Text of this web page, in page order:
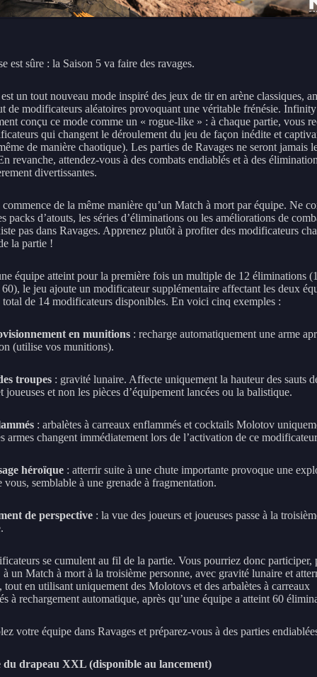
est sûre : la Saison 5 va faire des ravages.
un tout nouveau mode inspiré des jeux de tir en arène classiques,
de modificateurs aléatoires provoquant une véritable frénésie.
conçu ce mode comme un « rogue-like » : à chaque partie, vous
qui changent le déroulement du jeu de façon inédite et
de manière chaotique). Les parties de Ravages ne seront jamais
revanche, attendez-vous à des combats endiablés et à des
divertissantes.
de la même manière qu’un Match à mort par équipe. Ne
packs d’atouts, les séries d’éliminations ou les améliorations de
pas dans Ravages. Apprenez plutôt à profiter des modificateurs
la partie !
équipe atteint pour la première fois un multiple de 12 éliminations
le jeu ajoute un modificateur supplémentaire affectant les deux
de 14 modificateurs disponibles. En voici cinq exemples :
en munitions : recharge automatiquement une arme
(utilise vos munitions).
troupes : gravité lunaire. Affecte uniquement la hauteur des sauts
joueuses et non les pièces d’équipement lancées ou la balistique.
: arbalètes à carreaux enflammés et cocktails Molotov
armes changent immédiatement lors de l’activation de ce
héroïque : atterrir suite à une chute importante provoque une
vous, semblable à une grenade à fragmentation.
de perspective : la vue des joueurs et joueuses passe à la
se cumulent au fil de la partie. Vous pourriez donc participer,
à un Match à mort à la troisième personne, avec gravité lunaire et
tout en utilisant uniquement des Molotovs et des arbalètes à carreaux
à rechargement automatique, après qu’une équipe a atteint 60
votre équipe dans Ravages et préparez-vous à des parties
drapeau XXL (disponible au lancement)